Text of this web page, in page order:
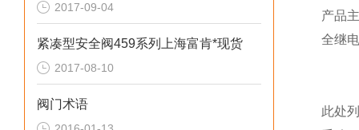
2017-09-04
紧凑型安全阀459系列上海富肯*现货
2017-08-10
阀门术语
产品
全继
此处